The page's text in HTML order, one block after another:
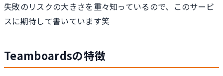
失敗のリスクの大きさを重々知っているので、このサービ
スに期待して書いています笑
Teamboardsの特徴